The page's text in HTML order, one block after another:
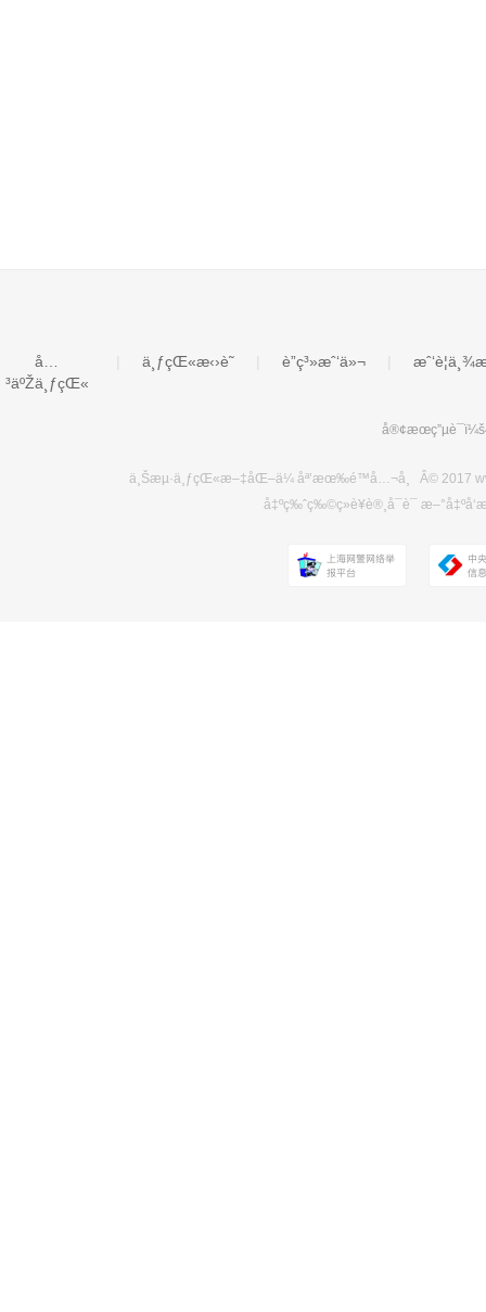
å…
³äºŽä¸ƒçŒ«
ä¸ƒçŒ«æ‹›è˜ è”ç³»æˆ‘ä»¬
ä¸Šæµ·ä¸ƒçŒ«æ–‡åŒ–ä¼ åª’æœ‰é™å…¬å¸ Â© 2017
å‡ºç‰ˆç‰©ç»è¥è®¸å¯è¯